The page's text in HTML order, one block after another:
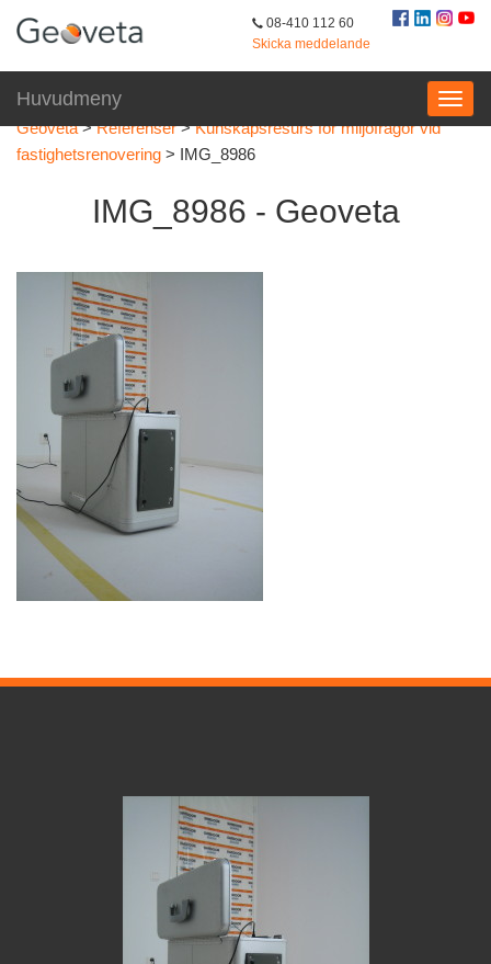
08-410 112 60
Skicka meddelande
Huvudmeny
Geoveta>Referenser>Kunskapsresurs för miljöfrågor vid
fastighetsrenovering > IMG_8986
IMG_8986 - Geoveta